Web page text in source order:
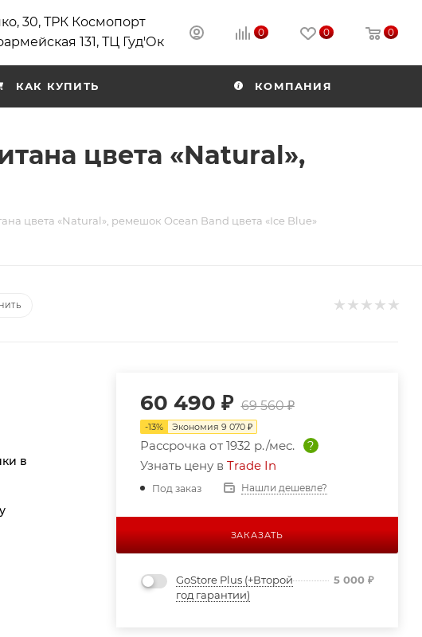
30, ТРК Космопорт
131, ТЦ Гуд'Ок
0 0 0
КАК КУПИТЬ КОМПАНИЯ
цвета «Natural»,
цвета «Natural», ремешок Ocean Band цвета «Ice Blue»
в
60 490 ₽ 69 560₽
-13% Экономия 9 070₽
Рассрочка от 1932 р./мес.
?
Узнать цену в Trade In
Под заказ Нашли дешевле?
ЗАКАЗАТЬ
GoStore Plus (+Второй
год гарантии)
5 000₽